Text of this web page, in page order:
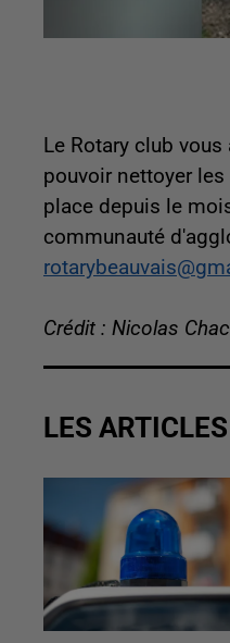
Le Rotary club
pouvoir nettoyer
place depuis le
communauté
Crédit : Nicolas
LES ARTICLES